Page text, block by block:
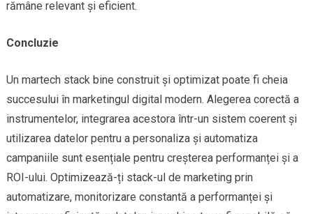
rămâne relevant și eficient.
Concluzie
Un martech stack bine construit și optimizat poate fi cheia
succesului în marketingul digital modern. Alegerea corectă a
instrumentelor, integrarea acestora într-un sistem coerent și
utilizarea datelor pentru a personaliza și automatiza
campaniile sunt esențiale pentru creșterea performanței și a
ROI-ului. Optimizează-ți stack-ul de marketing prin
automatizare, monitorizare constantă a performanței și